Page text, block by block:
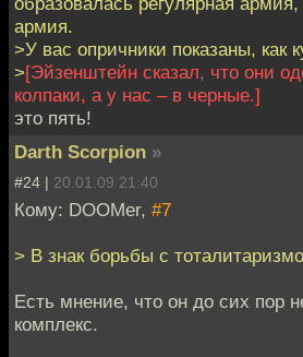
армия.
>У вас опричники показаны, как
>[Эйзенштейн сказал, что они
колпаки, а у нас – в черные.]
это пять!
Darth Scorpion »
#24 | 20.01.09 21:40
Кому: DOOMer, #7
> В знак борьбы с
Есть мнение, что он до сих пор
комплекс.